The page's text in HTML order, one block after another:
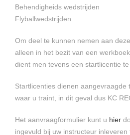
Behendigheids wedstrijden
Flyballwedstrijden.
Om deel te kunnen nemen aan
alleen in het bezit van een
dient men tevens een startlicentie te
Startlicenties dienen
waar u traint, in dit geval dus KC
Het aanvraagformulier kunt u hier
ingevuld bij uw instructeur